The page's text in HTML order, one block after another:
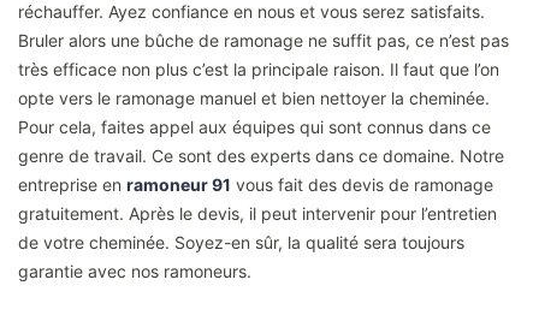
réchauffer. Ayez confiance en nous et vous serez satisfaits.
Bruler alors une bûche de ramonage ne suffit pas, ce n’est pas
très efficace non plus c’est la principale raison. Il faut que l’on
opte vers le ramonage manuel et bien nettoyer la cheminée.
Pour cela, faites appel aux équipes qui sont connus dans ce
genre de travail. Ce sont des experts dans ce domaine. Notre
entreprise en ramoneur 91 vous fait des devis de ramonage
gratuitement. Après le devis, il peut intervenir pour l’entretien
de votre cheminée. Soyez-en sûr, la qualité sera toujours
garantie avec nos ramoneurs.